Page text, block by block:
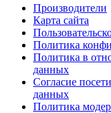
Производители
Карта сайта
Политика
Политика в
данных
Согласие
данных
Политика